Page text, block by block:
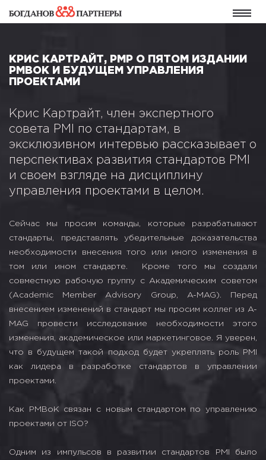
КРИС КАРТРАЙТ, PMP О ПЯТОМ ИЗДАНИИ
PMBOK И БУДУЩЕМ УПРАВЛЕНИЯ
ПРОЕКТАМИ
Крис Картрайт, член экспертного
совета PMI по стандартам, в
эксклюзивном интервью рассказывает о
перспективах развития стандартов PMI
и своем взгляде на дисциплину
управления проектами в целом.
Сейчас мы просим команды, которые разрабатывают
стандарты, представлять убедительные доказательства
необходимости внесения того или иного изменения в
том или ином стандарте. Кроме того мы создали
совместную рабочую группу с Академическим советом
(Academic Member Advisory Group, A-MAG). Перед
внесением изменений в стандарт мы просим коллег из A-
MAG провести исследование необходимости этого
изменения, академическое или маркетинговое. Я уверен,
что в будущем такой подход будет укреплять роль PMI
как лидера в разработке стандартов в управлении
проектами.
Как PMBoK связан с новым стандартом по управлению
проектами от ISO?
Одним из импульсов в развитии стандартов PMI было